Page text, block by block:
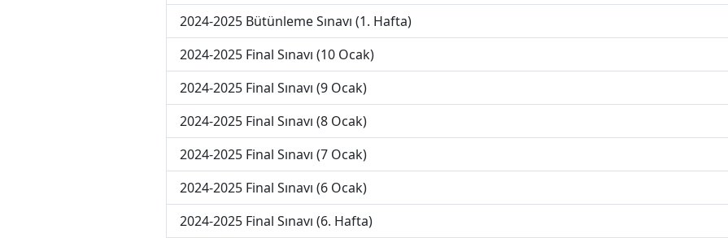
2024-2025 Bütünleme Sınavı (1. Hafta)
2024-2025 Final Sınavı (10 Ocak)
2024-2025 Final Sınavı (9 Ocak)
2024-2025 Final Sınavı (8 Ocak)
2024-2025 Final Sınavı (7 Ocak)
2024-2025 Final Sınavı (6 Ocak)
2024-2025 Final Sınavı (6. Hafta)